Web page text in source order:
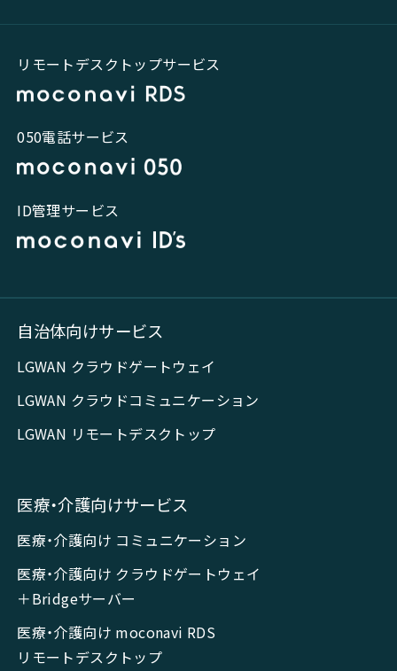
リモートデスクトップサービス
050電話サービス
ID管理サービス
自治体向けサービス
LGWAN クラウドゲートウェイ
LGWAN クラウドコミュニケーション
LGWAN リモートデスクトップ
医療・介護向けサービス
医療・介護向け コミュニケーション
医療・介護向け クラウドゲートウェイ
＋Bridgeサーバー
医療・介護向け moconavi RDS
リモートデスクトップ